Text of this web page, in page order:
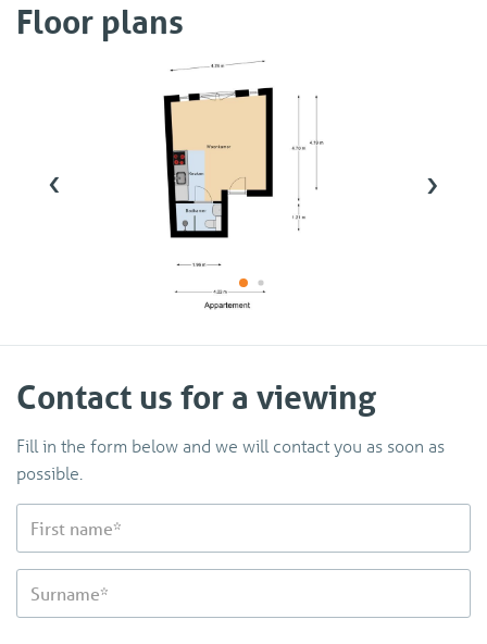
Floor plans
‹ ›
Contact us for a viewing
Fill in the form below and we will contact you as soon as
possible.